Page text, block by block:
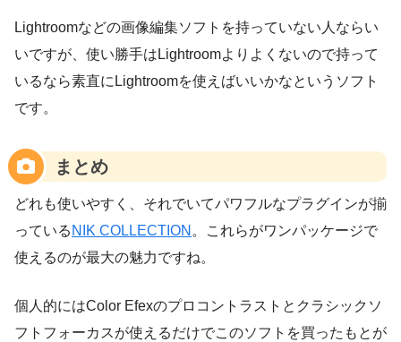
Lightroomなどの画像編集ソフトを持っていない人ならい
いですが、使い勝手はLightroomよりよくないので持って
いるなら素直にLightroomを使えばいいかなというソフト
です。
まとめ
どれも使いやすく、それでいてパワフルなプラグインが揃
っている NIK COLLECTION 。これらがワンパッケージで
使えるのが最大の魅力ですね。
個人的にはColor Efexのプロコントラストとクラシックソ
フトフォーカスが使えるだけでこのソフトを買ったもとが